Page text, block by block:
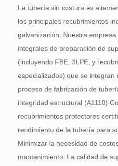
La tubería sin costura es
los principales recubrimientos
galvanización. Nuestra
integrales de preparación de
(incluyendo FBE, 3LPE, y
especializados) que se integran
proceso de fabricación de
integridad estructural (A1110)
recubrimientos protectores
rendimiento de la tubería para
Minimizar la necesidad de
mantenimiento. La calidad de